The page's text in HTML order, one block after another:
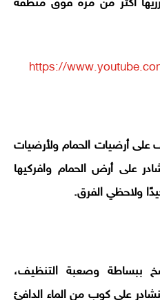
أكثر من مرة فوق منطقة
https://
على أرضيات الحمام ولأرضيات
على أرض الحمام وافركيها
ولاحظي الفرق.
ببساطة وصعبة التنظيف،
على كوب من الماء الدافئ